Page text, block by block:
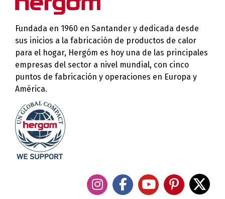
Fundada en 1960 en Santander y dedicada desde
sus inicios a la fabricación de productos de calor
para el hogar, Hergóm es hoy una de las principales
empresas del sector a nivel mundial, con cinco
puntos de fabricación y operaciones en Europa y
América.